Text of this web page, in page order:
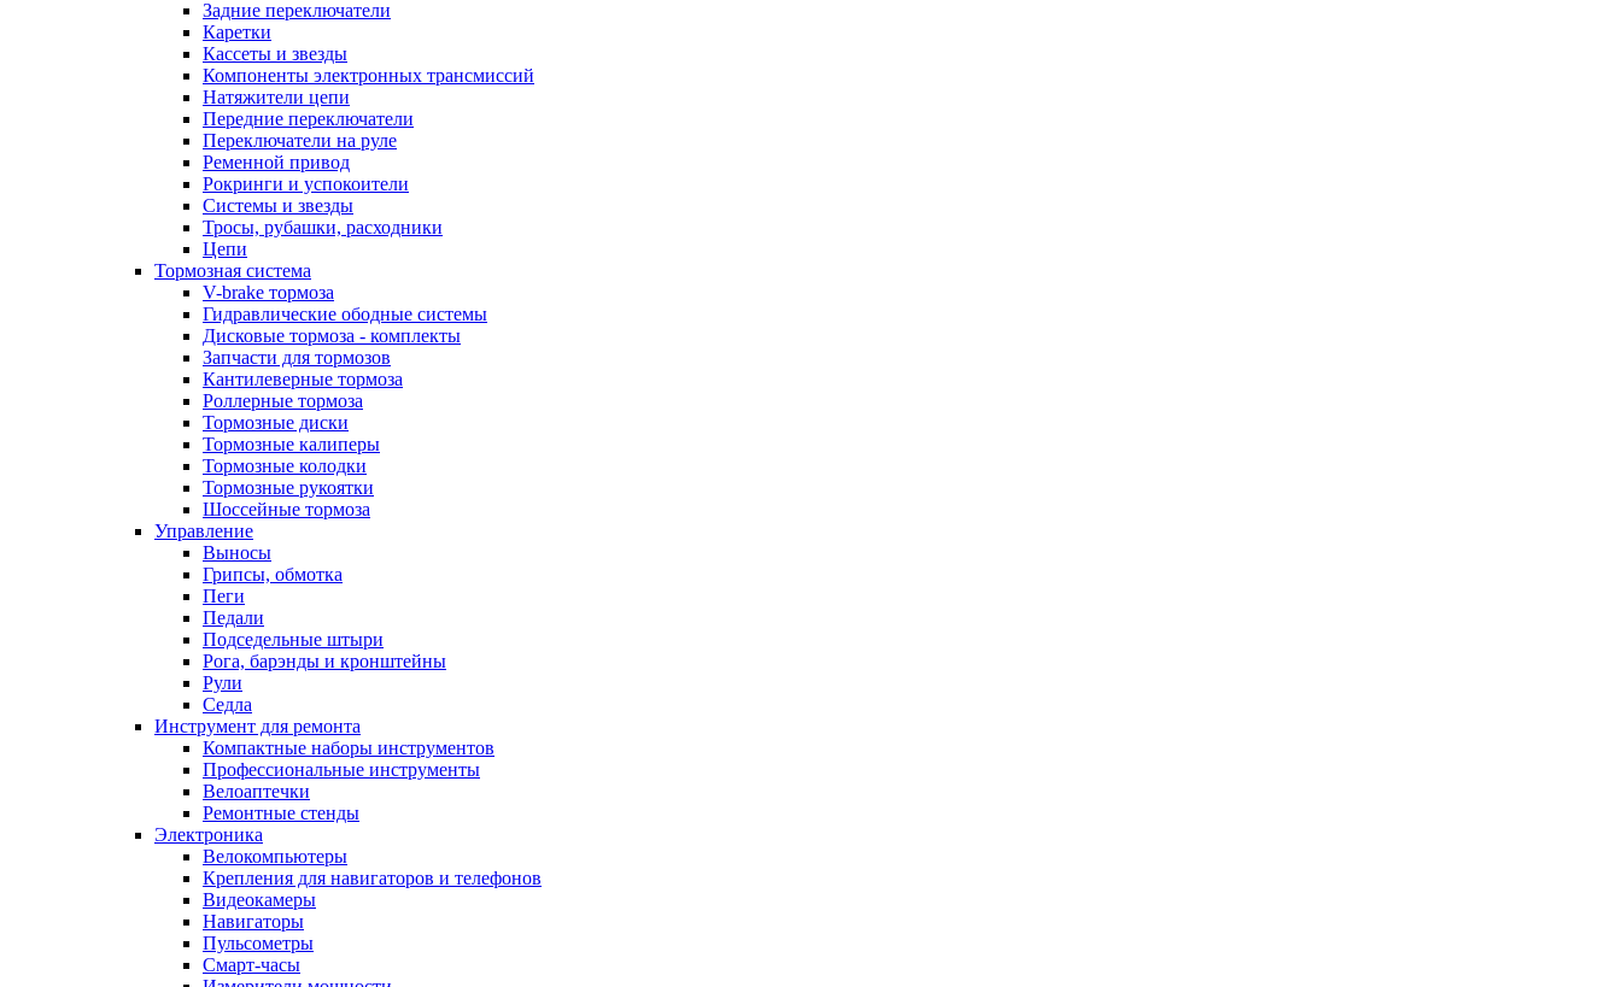
Задние переключатели
Каретки
Кассеты и звезды
Компоненты электронных трансмиссий
Натяжители цепи
Передние переключатели
Переключатели на руле
Ременной привод
Рокринги и успокоители
Системы и звезды
Тросы, рубашки, расходники
Цепи
Тормозная система
V-brake тормоза
Гидравлические ободные системы
Дисковые тормоза - комплекты
Запчасти для тормозов
Кантилеверные тормоза
Роллерные тормоза
Тормозные диски
Тормозные калиперы
Тормозные колодки
Тормозные рукоятки
Шоссейные тормоза
Управление
Выносы
Грипсы, обмотка
Пеги
Педали
Подседельные штыри
Рога, барэнды и кронштейны
Рули
Седла
Инструмент для ремонта
Компактные наборы инструментов
Профессиональные инструменты
Велоаптечки
Ремонтные стенды
Электроника
Велокомпьютеры
Крепления для навигаторов и телефонов
Видеокамеры
Навигаторы
Пульсометры
Смарт-часы